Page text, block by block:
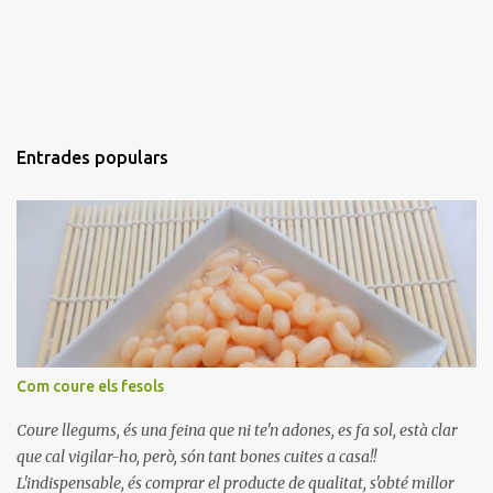
Entrades populars
Com coure els fesols
Coure llegums, és una feina que ni te'n adones, es fa sol, està clar
que cal vigilar-ho, però, són tant bones cuites a casa!!
L'indispensable, és comprar el producte de qualitat, s'obté millor